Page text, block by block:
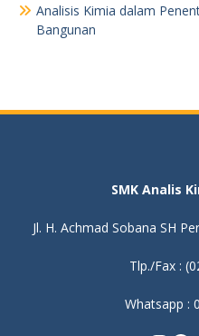
Analisis Kimia dalam
Bangunan
SMK Analis
Jl. H. Achmad Sobana SH
Tlp./Fax :
Whatsapp :